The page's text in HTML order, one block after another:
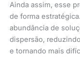
Ainda assim, esse
de forma
abundância de
dispersão,
e tornando mais